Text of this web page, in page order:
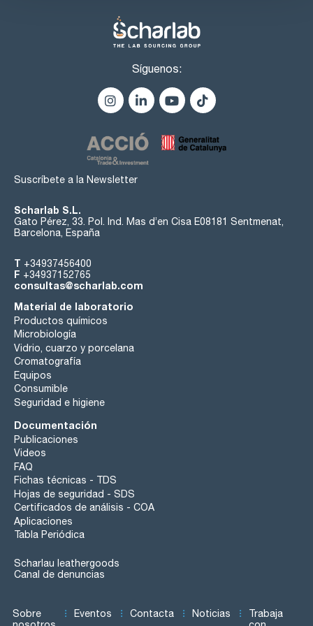
Síguenos:
Suscríbete a la Newsletter
Scharlab S.L.
Gato Pérez, 33. Pol. Ind. Mas d’en Cisa E08181 Sentmenat,
Barcelona, España
T +34937456400
F +34937152765
consultas@scharlab.com
Material de laboratorio
Productos químicos
Microbiología
Vidrio, cuarzo y porcelana
Cromatografía
Equipos
Consumible
Seguridad e higiene
Documentación
Publicaciones
Videos
FAQ
Fichas técnicas - TDS
Hojas de seguridad - SDS
Certificados de análisis - COA
Aplicaciones
Tabla Periódica
Scharlau leathergoods
Canal de denuncias
Sobre
Eventos Contacta Noticias
Trabaja